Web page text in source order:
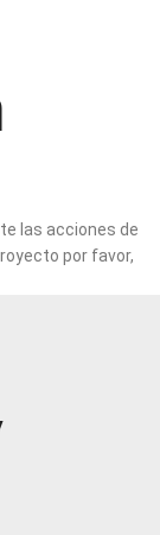
las acciones de
por favor,